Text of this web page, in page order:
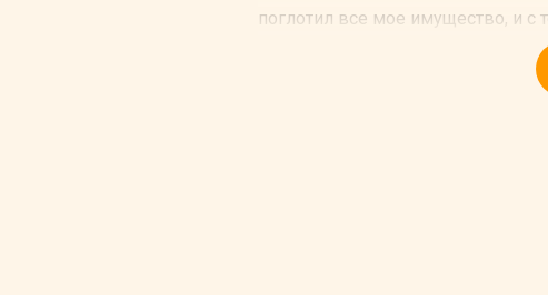
поглотил все мое имущество, и с
Во мне довольно твердости,
безжалостным поступком. Я